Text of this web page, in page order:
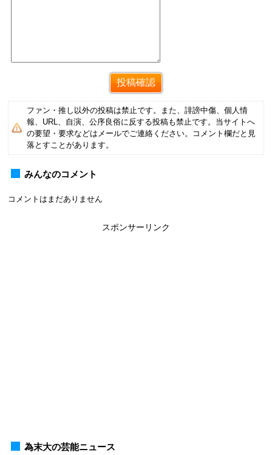
ファン・推し以外の投稿は禁止です。また、誹謗中傷、個人情
報、URL、自演、公序良俗に反する投稿も禁止です。当サイトへ
の要望・要求などはメールでご連絡ください。コメント欄だと見
落とすことがあります。
みんなのコメント
コメントはまだありません
スポンサーリンク
為末大の芸能ニュース